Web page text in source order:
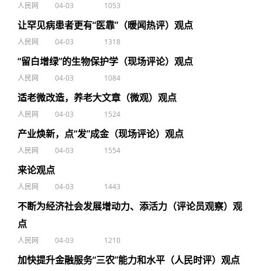
人民网 04-03 1053
让罕见病患者更有“医靠”（暖闻热评）观点
人民网 04-03 1318
“留白增绿”的生物保护学（现场评论）观点
人民网 04-03 1084
适老微改造，养老大文章（微观）观点
人民网 04-03 1524
产业焕新，点“发”成金（现场评论）观点
人民网 04-03 1554
来论观点
人民网 04-03 1443
不断为经济社会发展增动力、添活力（评论员观察）观
点
人民网 04-03 1210
加快提升金融服务“三农”能力和水平（人民时评）观点